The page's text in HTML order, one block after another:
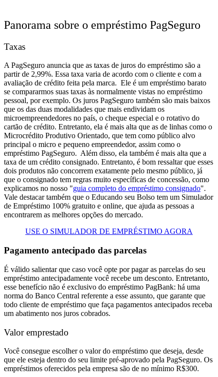
Panorama sobre o empréstimo PagSeguro
Taxas
A PagSeguro anuncia que as taxas de juros do empréstimo são a
partirde 2,99%. Essa taxa varia de acordo com o cliente e com a
avaliação de crédito feita pela marca. Ele é um empréstimo barato
se compararmos suas taxas às normalmente vistas no empréstimo
pessoal, por exemplo. Os juros PagSeguro também são mais baixos
que os das duas modalidades que mais endividam os
microempreendedores no país, o cheque especial e o rotativo do
cartão de crédito. Entretanto, ela é mais alta que as de linhas como o
Microcrédito Produtivo Orientado, que tem como público alvo
principal o micro e pequeno empreendedor, assim como o
empréstimo PagSeguro. Além disso, ela também é mais alta que a
taxa de um crédito consignado. Entretanto, é bom ressaltar que esses
dois produtos não concorrem exatamente pelo mesmo público, já
que o consignado tem regras muito específicas de concessão, como
explicamos no nosso "guia completo do empréstimo consignado".
Vale destacar também que o Educando seu Bolso tem um Simulador
de Empréstimo 100% gratuito e online, que ajuda as pessoas a
encontrarem as melhores opções do mercado.
USE O SIMULADOR DE EMPRÉSTIMO AGORA
Pagamento antecipado das parcelas
É válido salientar que caso você opte por pagar as parcelas do seu
empréstimo antecipadamente você recebe um desconto. Entretanto,
esse benefício não é exclusivo do empréstimo PagBank: há uma
norma do Banco Central referente a esse assunto, que garante que
todo cliente de empréstimo que faça pagamentos antecipados receba
um abatimento nos juros cobrados.
Valor emprestado
Você consegue escolher o valor do empréstimo que deseja, desde
que ele esteja dentro do seu limite pré-aprovado pela PagSeguro. Os
empréstimos oferecidos pela empresa são de no mínimo R$300.